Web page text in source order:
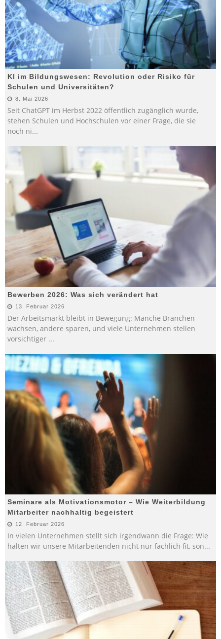
KI im Bildungswesen: Revolution oder Risiko für
Schulen und Universitäten?
8. Mai 2026
Seit ChatGPT im Herbst 2022 öffentlich zugänglich wurde,
stehen Schulen und Hochschulen vor einer Frage, die sie
noch ni...
Bewerben 2026: Was sich verändert hat
13. Februar 2026
Der Arbeitsmarkt bleibt in Bewegung: Manche Branchen
wachsen, andere sparen, und viele Unternehmen stellen
vorsichtiger ...
Seminare als Motivationsmotor – Wie Weiterbildung
Mitarbeiter nachhaltig begeistert
12. Februar 2026
In vielen Unternehmen stellt sich irgendwann die Frage: Wie
halten wir unsere Mitarbeitenden nicht nur fachlich fit, son...